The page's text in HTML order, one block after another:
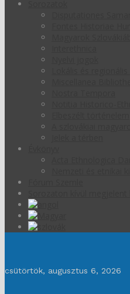
csütörtök, augusztus 6, 2026